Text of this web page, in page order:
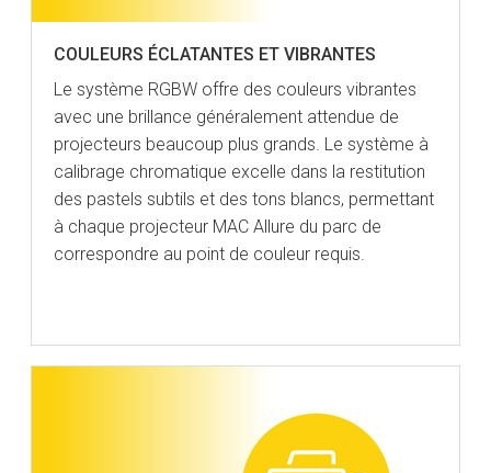
COULEURS ÉCLATANTES ET VIBRANTES
Le système RGBW offre des couleurs vibrantes
avec une brillance généralement attendue de
projecteurs beaucoup plus grands. Le système à
calibrage chromatique excelle dans la restitution
des pastels subtils et des tons blancs, permettant
à chaque projecteur MAC Allure du parc de
correspondre au point de couleur requis.